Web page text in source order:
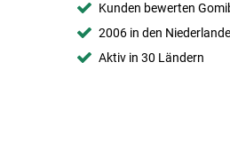
Kunden bewerten
2006 in den
Aktiv in 30 Ländern